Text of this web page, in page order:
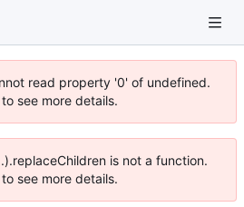
read property '0' of undefined.
see more details.
is not a function.
see more details.